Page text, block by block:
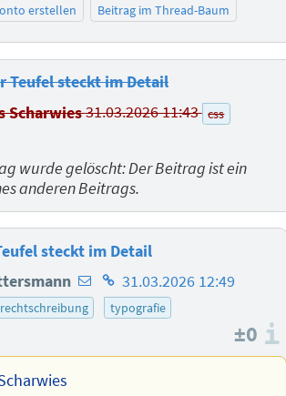
erstellen
Beitrag im Thread-Baum
Teufel steckt im Detail
Scharwies31.03.2026 11:43 css
wurde gelöscht: Der Beitrag ist ein
anderen Beitrags.
steckt im Detail
E-
Mail-
des
Homepage
des
31.03.2026 12:49
rechtschreibung typografie
±0